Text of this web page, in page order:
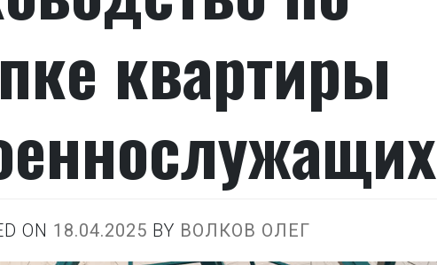
квартиры
ON 18.04.2025 BY ВОЛКОВ ОЛЕГ